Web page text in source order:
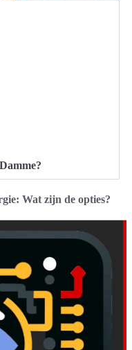
Wat zijn de opties?